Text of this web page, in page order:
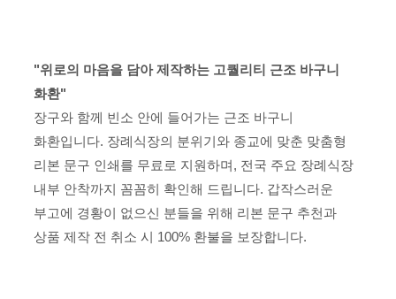
"위로의 마음을 담아 제작하는 고퀄리티 근조 바구니
화환"
장구와 함께 빈소 안에 들어가는 근조 바구니
화환입니다. 장례식장의 분위기와 종교에 맞춘 맞춤형
리본 문구 인쇄를 무료로 지원하며, 전국 주요 장례식장
내부 안착까지 꼼꼼히 확인해 드립니다. 갑작스러운
부고에 경황이 없으신 분들을 위해 리본 문구 추천과
상품 제작 전 취소 시 100% 환불을 보장합니다.